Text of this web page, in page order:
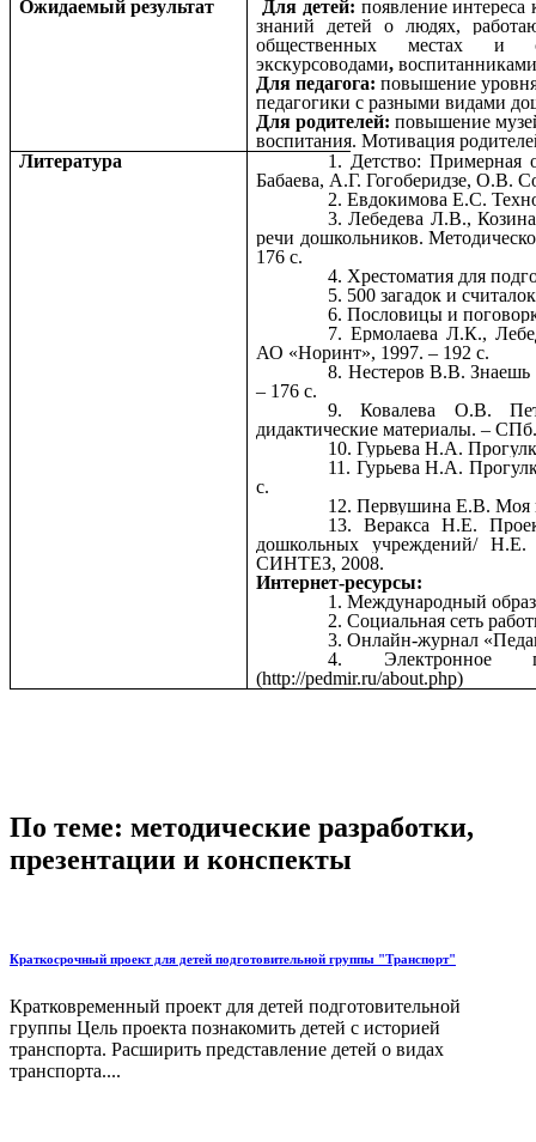
Ожидаемый результат Для детей: появление
знаний детей о людях,
общественных местах и
экскурсоводами,
Для педагога: повышение
педагогики с разными видами
Для родителей: повышение
воспитания. Мотивация
Литература
Детство: Примерная
Бабаева, А.Г. Гогоберидзе, О.В.
Евдокимова Е.С.
Лебедева Л.В.,
речи дошкольников.
176 с.
Хрестоматия для
500 загадок и
Пословицы и
Ермолаева Л.К.,
АО «Норинт», 1997. – 192 с.
Нестеров В.В. Знаешь
– 176 с.
Ковалева О.В.
дидактические материалы. –
Гурьева Н.А.
Гурьева Н.А.
с.
Первушина Е.В. Моя
Веракса Н.Е.
дошкольных учреждений/
СИНТЕЗ, 2008.
Интернет-ресурсы:
Международный
Социальная сеть
Онлайн-журнал
Электронное
(http://pedmir.ru/about.php)
По теме: методические разработки,
презентации и конспекты
Краткосрочный проект для детей подготовительной группы "Транспорт"
Кратковременный проект для детей подготовительной
группы Цель проекта познакомить детей с историей
транспорта. Расширить представление детей о видах
транспорта....